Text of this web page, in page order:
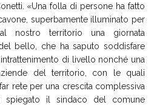
«Una folla di persone ha fatto
superbamente illuminato per
al nostro territorio una giornata
bello, che ha saputo soddisfare
di livello nonché una
del territorio, con le quali
rete per una crescita complessiva
spiegato il sindaco del comune